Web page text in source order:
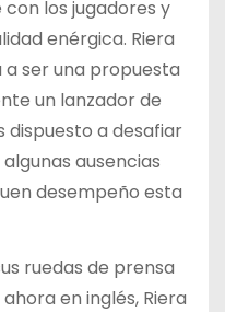
los jugadores y
enérgica. Riera
a ser una propuesta
un lanzador de
dispuesto a desafiar
ausencias
desempeño esta
ruedas de prensa
en inglés, Riera